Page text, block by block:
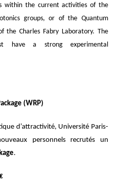
within the current activities of the
groups, or of the Quantum
the Charles Fabry Laboratory. The
have a strong experimental
(WRP)
d’attractivité, Université Paris-
personnels recrutés un
.